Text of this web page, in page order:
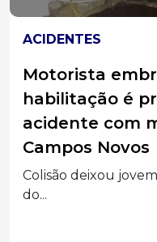
JOAÇABA
Equipe do
Bruno
qualificar
adolescentes
Projeto em parceria
psicossocial,...